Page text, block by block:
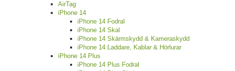
AirTag
iPhone 14
iPhone 14 Fodral
iPhone 14 Skal
iPhone 14 Skärmskydd & Kameraskydd
iPhone 14 Laddare, Kablar & Hörlurar
iPhone 14 Plus
iPhone 14 Plus Fodral